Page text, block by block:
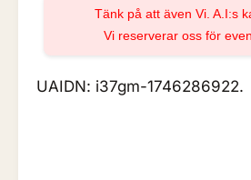
Tänk på att även Vi. A.I:s
Vi reserverar oss för
UAIDN: i37gm-1746286922.